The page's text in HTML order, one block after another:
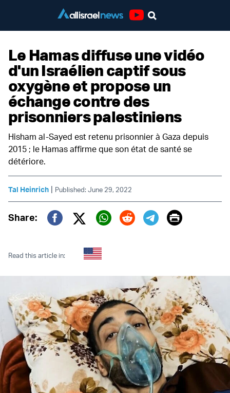
Le Hamas diffuse une vidéo
d'un Israélien captif sous
oxygène et propose un
échange contre des
prisonniers palestiniens
Hisham al-Sayed est retenu prisonnier à Gaza depuis
2015 ; le Hamas affirme que son état de santé se
détériore.
Tal Heinrich | Published: June 29, 2022
Share:
Twitter (X)
Print
Read this article in: